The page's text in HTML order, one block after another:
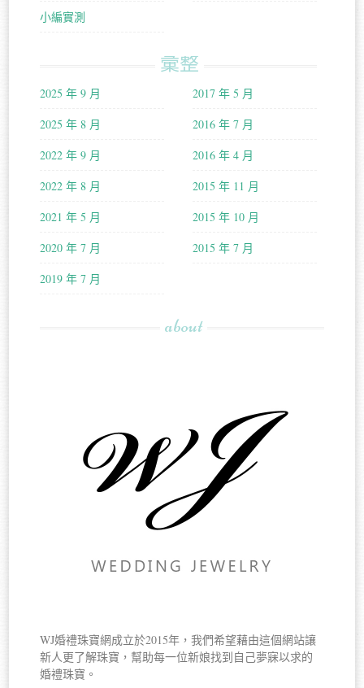
小編實測
彙整
2025 年 9 月
2025 年 8 月
2022 年 9 月
2022 年 8 月
2021 年 5 月
2020 年 7 月
2019 年 7 月
2017 年 5 月
2016 年 7 月
2016 年 4 月
2015 年 11 月
2015 年 10 月
2015 年 7 月
about
WJ婚禮珠寶網成立於2015年，我們希望藉由這個網站讓
新人更了解珠寶，幫助每一位新娘找到自己夢寐以求的
婚禮珠寶。